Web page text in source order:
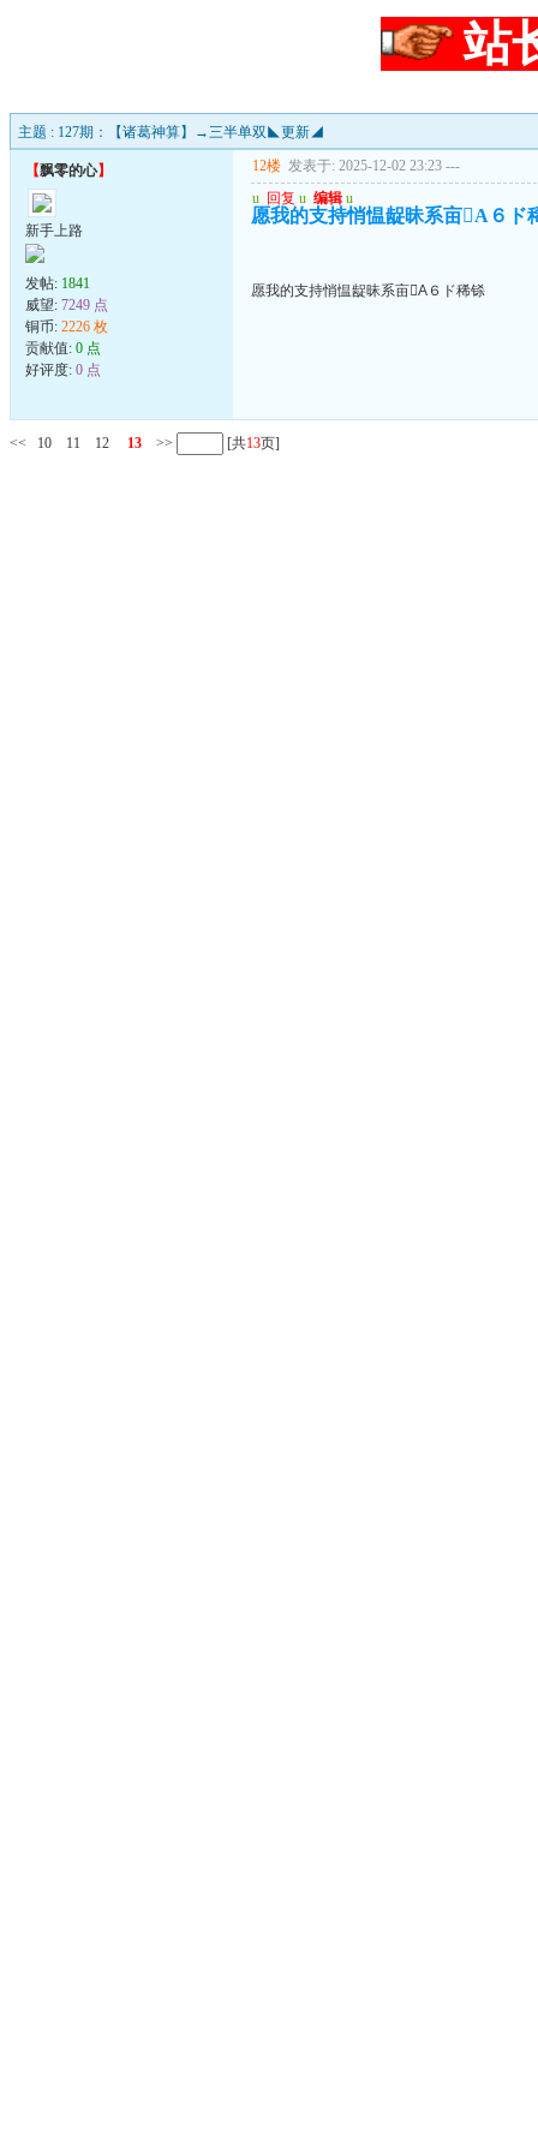
站
主题 : 127期：【诸葛神算】→三半单双◣更新◢
【飘零的心】
新手上路
发帖: 1841
威望: 7249 点
铜币: 2226 枚
贡献值: 0 点
好评度: 0 点
12楼 发表于: 2025-12-02 23:23 ---
u 回复 u 编辑 u
愿我的支持悄愠龊昧系亩Α６ド
愿我的支持悄愠龊昧系亩Α６ド稀铩
<< 10 11 12 13 >> [共13页]